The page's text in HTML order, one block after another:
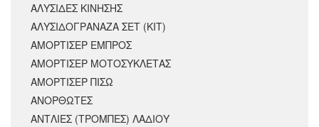
ΑΛΥΣΙΔΕΣ ΚΙΝΗΣΗΣ
ΑΛΥΣΙΔΟΓΡΑΝΑΖΑ ΣΕΤ (ΚΙΤ)
ΑΜΟΡΤΙΣΕΡ ΕΜΠΡΟΣ
ΑΜΟΡΤΙΣΈΡ ΜΟΤΟΣΥΚΛΈΤΑΣ
ΑΜΟΡΤΙΣΕΡ ΠΙΣΩ
ΑΝΟΡΘΩΤΕΣ
ΑΝΤΛΙΕΣ (ΤΡΟΜΠΕΣ) ΛΑΔΙΟΥ